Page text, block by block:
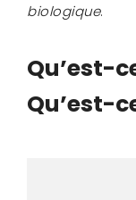
biologique.
Qu’est-
Qu’est-